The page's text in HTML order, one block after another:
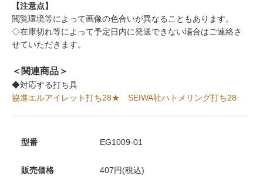
【注意点】
閲覧環境等によって画像の色合いが異なることもあります。
◇在庫切れ等によって予定日内に発送できない場合はご連絡さ
せていただきます。
＜関連商品＞
◆対応する打ち具
協進エルアイレット打ち28★
SEIWA社ハトメリング打ち28
型番 EG1009-01
販売価格 407円(税込)